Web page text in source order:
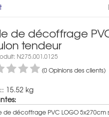
de décoffrage
tendeur
N275.001.0125
(0 Opinions des clients)
15.52 kg
de décoffrage PVC LOGO 5x270cm